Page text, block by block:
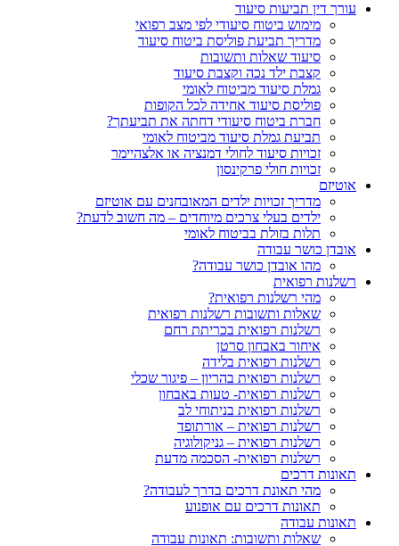
עורך דין תביעות סיעוד
מימוש ביטוח סיעודי לפי מצב רפואי
מדריך תביעת פוליסת ביטוח סיעוד
סיעוד שאלות ותשובות
קצבת ילד נכה וקצבת סיעוד
גמלת סיעוד מביטוח לאומי
פוליסת סיעוד אחידה לכל הקופות
חברת ביטוח סיעודי דחתה את תביעתך?
תביעת גמלת סיעוד מביטוח לאומי
זכויות סיעוד לחולי דמנציה או אלצהיימר
זכויות חולי פרקינסון
אוטיזם
מדריך זכויות ילדים המאובחנים עם אוטיזם
ילדים בעלי צרכים מיוחדים – מה חשוב לדעת?
תלות בזולת בביטוח לאומי
אובדן כושר עבודה
מהו אובדן כושר עבודה?
רשלנות רפואית
מהי רשלנות רפואית?
שאלות ותשובות רשלנות רפואית
רשלנות רפואית בכריתת רחם
איחור באבחון סרטן
רשלנות רפואית בלידה
רשלנות רפואית בהריון – פיגור שכלי
רשלנות רפואית- טעות באבחון
רשלנות רפואית בניתוחי לב
רשלנות רפואית – אורתופד
רשלנות רפואית – גניקולוגיה
רשלנות רפואית- הסכמה מדעת
תאונות דרכים
מהי תאונת דרכים בדרך לעבודה?
תאונות דרכים עם אופנוע
תאונות עבודה
שאלות ותשובות: תאונות עבודה